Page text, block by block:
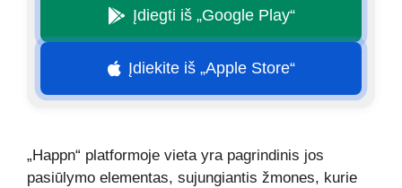
Įdiegti iš „Google Play“
Įdiekite iš „Apple Store“
„Happn“ platformoje vieta yra pagrindinis jos
pasiūlymo elementas, sujungiantis žmones, kurie